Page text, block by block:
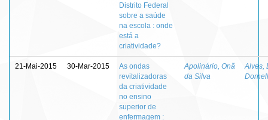
Distrito Federal
sobre a saúde
na escola : onde
está a
criatividade?
21-Mai-2015 30-Mar-2015
As ondas
revitalizadoras
da criatividade
no ensino
superior de
enfermagem :
Apolinário, Onã
da Silva
Alves,